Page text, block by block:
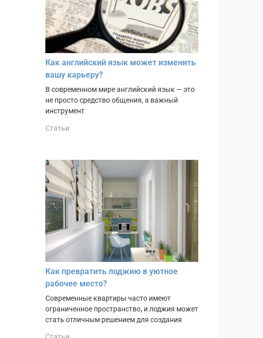
Как английский язык может изменить
вашу карьеру?
В современном мире английский язык — это
не просто средство общения, а важный
инструмент
Статьи
Как превратить лоджию в уютное
рабочее место?
Современные квартиры часто имеют
ограниченное пространство, и лоджия может
стать отличным решением для создания